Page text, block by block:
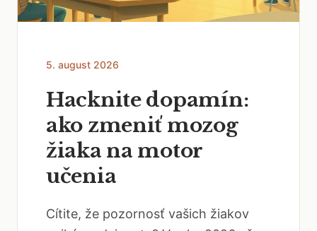
5. august 2026
Hacknite dopamín:
ako zmeniť mozog
žiaka na motor
učenia
Cítite, že pozornosť vašich žiakov